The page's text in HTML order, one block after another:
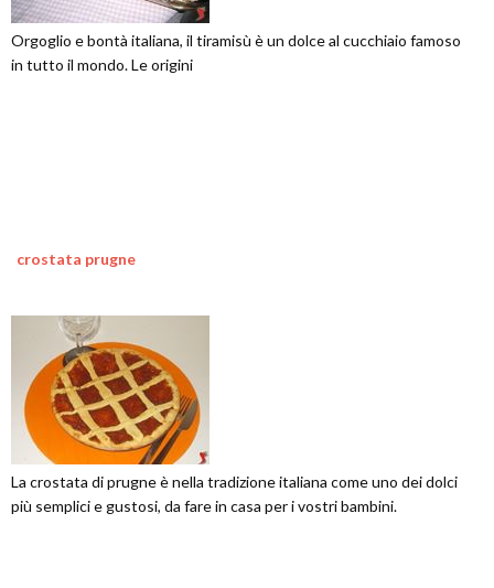
Orgoglio e bontà italiana, il tiramisù è un dolce al cucchiaio famoso
in tutto il mondo. Le origini
crostata prugne
La crostata di prugne è nella tradizione italiana come uno dei dolci
più semplici e gustosi, da fare in casa per i vostri bambini.